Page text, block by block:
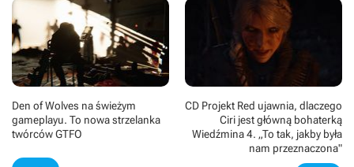
Den of Wolves na świeżym
gameplayu. To nowa strzelanka
twórców GTFO
CD Projekt Red ujawnia, dlaczego
Ciri jest główną bohaterką
Wiedźmina 4. „To tak, jakby była
nam przeznaczona"